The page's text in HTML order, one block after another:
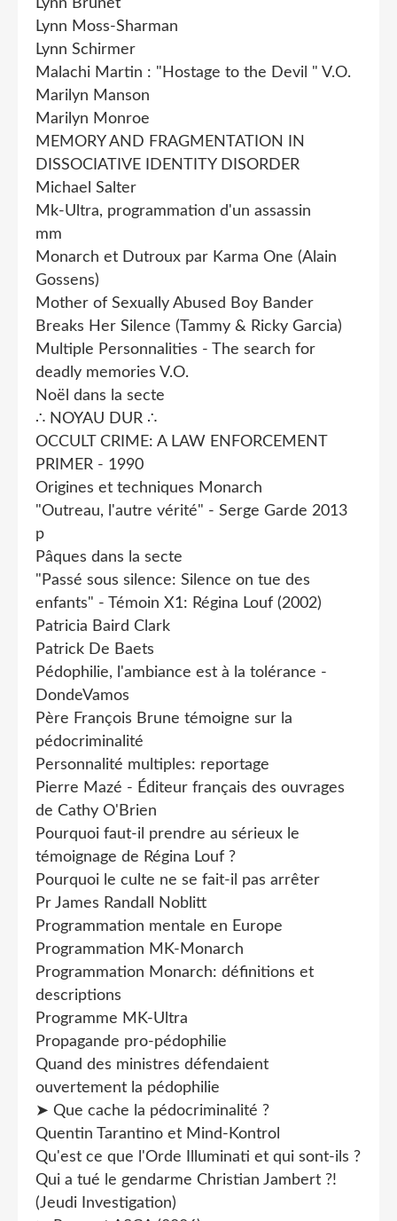
Lynn Brunet
Lynn Moss-Sharman
Lynn Schirmer
Malachi Martin : "Hostage to the Devil " V.O.
Marilyn Manson
Marilyn Monroe
MEMORY AND FRAGMENTATION IN
DISSOCIATIVE IDENTITY DISORDER
Michael Salter
Mk-Ultra, programmation d'un assassin
mm
Monarch et Dutroux par Karma One (Alain
Gossens)
Mother of Sexually Abused Boy Bander
Breaks Her Silence (Tammy & Ricky Garcia)
Multiple Personnalities - The search for
deadly memories V.O.
Noël dans la secte
∴ NOYAU DUR ∴
OCCULT CRIME: A LAW ENFORCEMENT
PRIMER - 1990
Origines et techniques Monarch
"Outreau, l'autre vérité" - Serge Garde 2013
p
Pâques dans la secte
"Passé sous silence: Silence on tue des
enfants" - Témoin X1: Régina Louf (2002)
Patricia Baird Clark
Patrick De Baets
Pédophilie, l'ambiance est à la tolérance -
DondeVamos
Père François Brune témoigne sur la
pédocriminalité
Personnalité multiples: reportage
Pierre Mazé - Éditeur français des ouvrages
de Cathy O'Brien
Pourquoi faut-il prendre au sérieux le
témoignage de Régina Louf ?
Pourquoi le culte ne se fait-il pas arrêter
Pr James Randall Noblitt
Programmation mentale en Europe
Programmation MK-Monarch
Programmation Monarch: définitions et
descriptions
Programme MK-Ultra
Propagande pro-pédophilie
Quand des ministres défendaient
ouvertement la pédophilie
➤ Que cache la pédocriminalité ?
Quentin Tarantino et Mind-Kontrol
Qu'est ce que l'Orde Illuminati et qui sont-ils ?
Qui a tué le gendarme Christian Jambert ?!
(Jeudi Investigation)